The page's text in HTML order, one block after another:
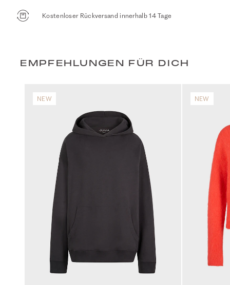
Kostenloser Rückversand innerhalb 14 Tage
EMPFEHLUNGEN FÜR DICH
NEW NEW